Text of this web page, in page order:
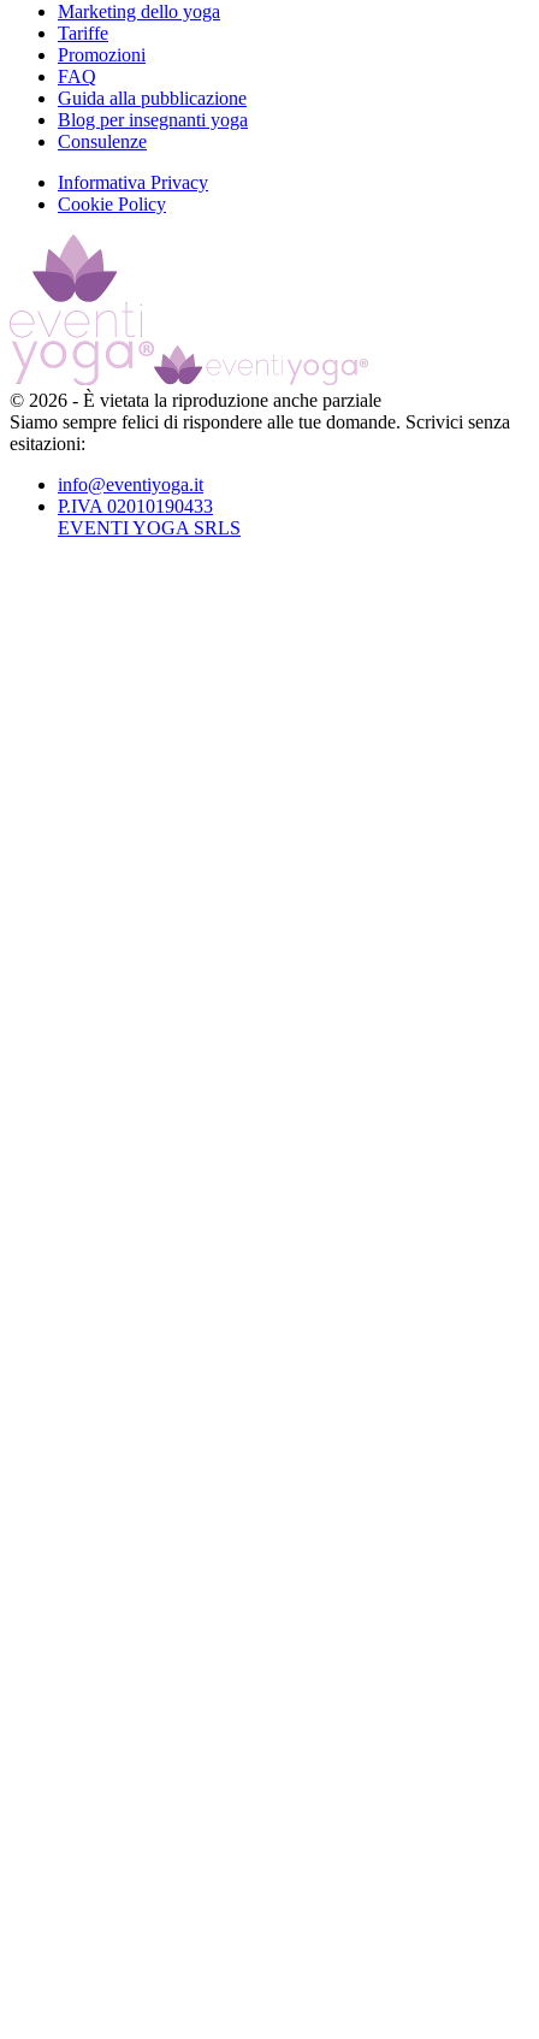
Marketing dello yoga
Tariffe
Promozioni
FAQ
Guida alla pubblicazione
Blog per insegnanti yoga
Consulenze
Informativa Privacy
Cookie Policy
© 2026 - È vietata la riproduzione anche parziale
Siamo sempre felici di rispondere alle tue domande. Scrivici senza
esitazioni:
info@eventiyoga.it
P.IVA 02010190433
EVENTI YOGA SRLS